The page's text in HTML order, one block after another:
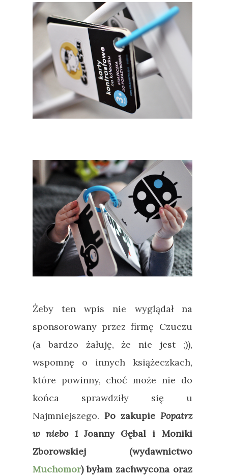
Żeby ten wpis nie wyglądał na
sponsorowany przez firmę Czuczu
(a bardzo żałuję, że nie jest ;)),
wspomnę o innych książeczkach,
które powinny, choć może nie do
końca sprawdziły się u
Najmniejszego. Po zakupie Popatrz
w niebo 1Joanny Gębal i Moniki
Zborowskiej (wydawnictwo
Muchomor) byłam zachwycona oraz